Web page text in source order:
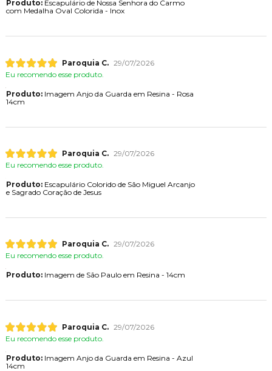
Produto:Escapulário de Nossa Senhora do Carmo
com Medalha Oval Colorida - Inox
Paroquia C. 29/07/2026
Eu recomendo esse produto.
Produto:Imagem Anjo da Guarda em Resina - Rosa
14cm
Paroquia C. 29/07/2026
Eu recomendo esse produto.
Produto:Escapulário Colorido de São Miguel Arcanjo
e Sagrado Coração de Jesus
Paroquia C. 29/07/2026
Eu recomendo esse produto.
Produto:Imagem de São Paulo em Resina - 14cm
Paroquia C. 29/07/2026
Eu recomendo esse produto.
Produto:Imagem Anjo da Guarda em Resina - Azul
14cm